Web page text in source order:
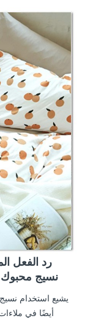
نسيج محبوك 4 قطع غطاء ملاءات الفراش مجموعة
يشيع استخدام
أيضًا في